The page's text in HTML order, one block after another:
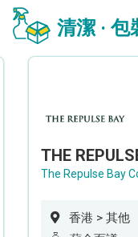
清潔 · 包
The Repulse Bay
香港 > 其他